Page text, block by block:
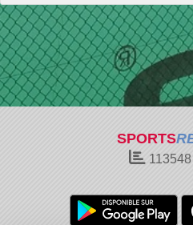
SPORTS
113548